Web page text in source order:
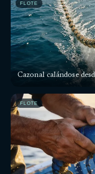
Cazonal calándose
FLOTE
FLOTE